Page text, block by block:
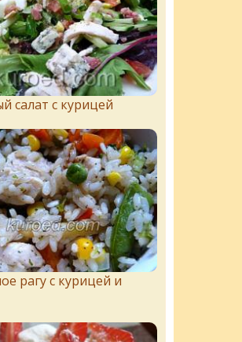
салат с курицей
рагу с курицей и